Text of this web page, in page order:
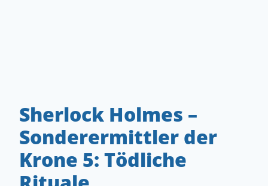
Sherlock Holmes –
Sonderermittler der
Krone 5: Tödliche